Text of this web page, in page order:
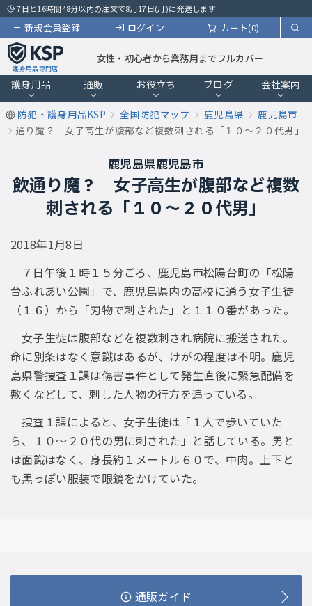
7日と16時間48分以内の注文で8月17日(月)に発送します
カート(0)
ログイン
新規会員登録
護身用品専門店
女性・初心者から業務用までフルカバー
護身用品 通販 お役立ち ブログ 会社案内
防犯・護身用品KSP 全国防犯マップ 鹿児島県
鹿児島市
通り魔？ 女子高生が腹部など複数刺される「１０〜２０代男」
鹿児島県鹿児島市
飲通り魔？ 女子高生が腹部など複数
刺される「１０〜２０代男」
2018年1月8日
７日午後１時１５分ごろ、鹿児島市松陽台町の「松陽
台ふれあい公園」で、鹿児島県内の高校に通う女子生徒
（１６）から「刃物で刺された」と１１０番があった。
女子生徒は腹部などを複数刺され病院に搬送された。
命に別条はなく意識はあるが、けがの程度は不明。鹿児
島県警捜査１課は傷害事件として発生直後に緊急配備を
敷くなどして、刺した人物の行方を追っている。
捜査１課によると、女子生徒は「１人で歩いていた
ら、１０〜２０代の男に刺された」と話している。男と
は面識はなく、身長約１メートル６０で、中肉。上下と
も黒っぽい服装で眼鏡をかけていた。
通販ガイド